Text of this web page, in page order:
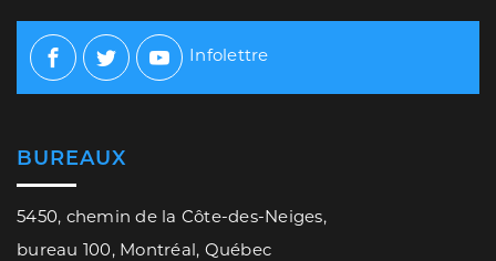
Facebook
TwitterYoutube
Infolettre
BUREAUX
5450, chemin de la Côte-des-Neiges,
bureau 100, Montréal, Québec